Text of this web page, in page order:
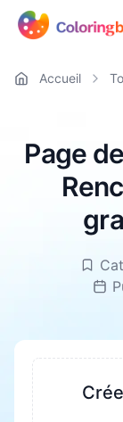
Accueil
Page